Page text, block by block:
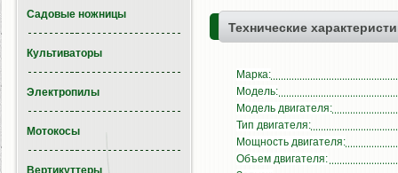
Технические
Марка:
Модель:
Модель двигателя:
Тип двигателя:
Мощность двигателя:
Объем двигателя:
Садовые ножницы
Культиваторы
Электропилы
Мотокосы
Вертикуттеры